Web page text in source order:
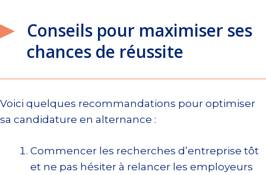
Conseils pour maximiser ses
chances de réussite
Voici quelques recommandations pour optimiser
sa candidature en alternance :
Commencer les recherches d’entreprise tôt
et ne pas hésiter à relancer les employeurs